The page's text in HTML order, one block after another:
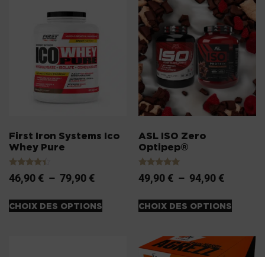
First Iron Systems Ico
Whey Pure
Note
4.20
46,90 € – 79,90 €
CHOIX DES OPTIONS
ASL ISO Zero
Optipep®
Note
5.00
49,90 € – 94,90 €
CHOIX DES OPTIONS